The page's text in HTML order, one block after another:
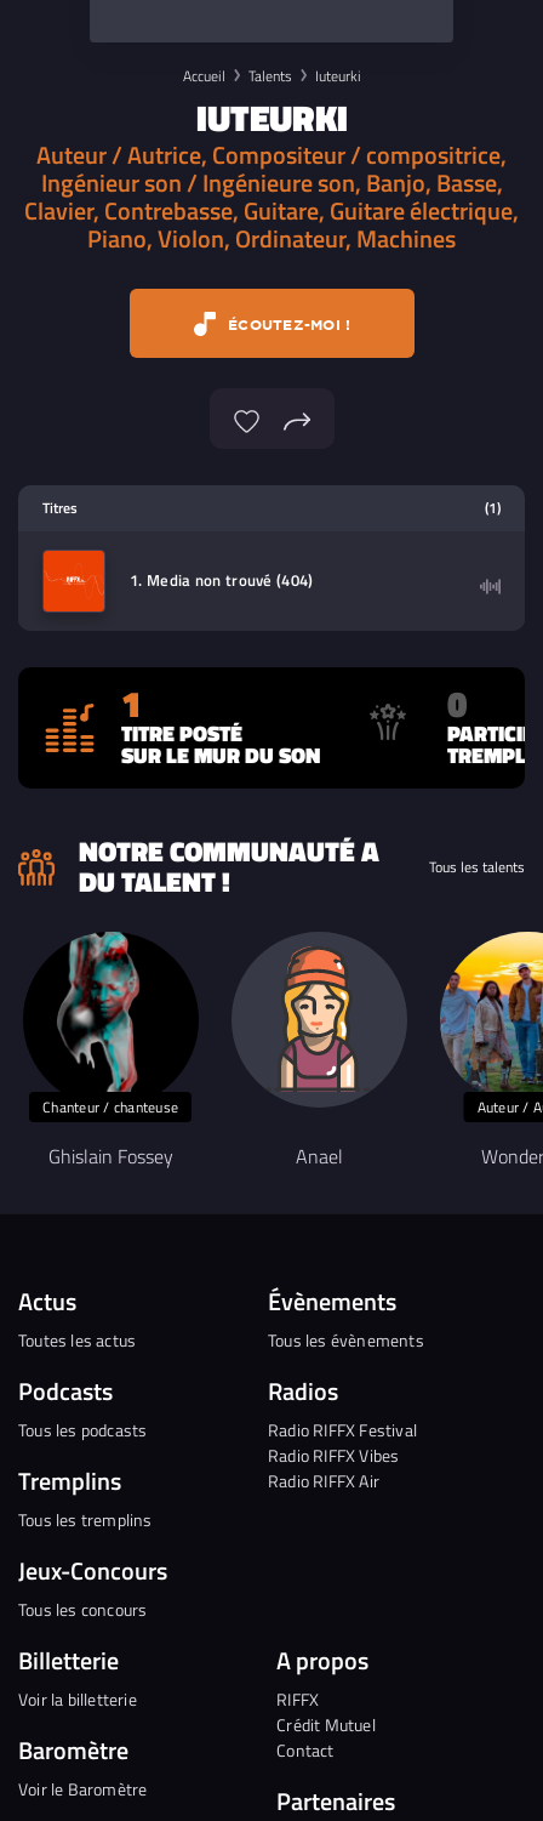
Accueil Talents Iuteurki
IUTEURKI
Auteur / Autrice, Compositeur / compositrice,
Ingénieur son / Ingénieure son, Banjo, Basse,
Clavier, Contrebasse, Guitare, Guitare électrique,
Piano, Violon, Ordinateur, Machines
ÉCOUTEZ-MOI !
Titres (1)
1. Media non trouvé (404)
1
TITRE POSTÉ
SUR LE MUR DU SON
0
NOTRE COMMUNAUTÉ A
DU TALENT ! Tous les talents
Chanteur / chanteuse
Ghislain Fossey Anael
Auteur /
Actus
Toutes les actus
Podcasts
Tous les podcasts
Tremplins
Tous les tremplins
Jeux-Concours
Tous les concours
Évènements
Tous les évènements
Radios
Radio RIFFX Festival
Radio RIFFX Vibes
Radio RIFFX Air
Billetterie
Voir la billetterie
Baromètre
Voir le Baromètre
A propos
RIFFX
Crédit Mutuel
Contact
Partenaires